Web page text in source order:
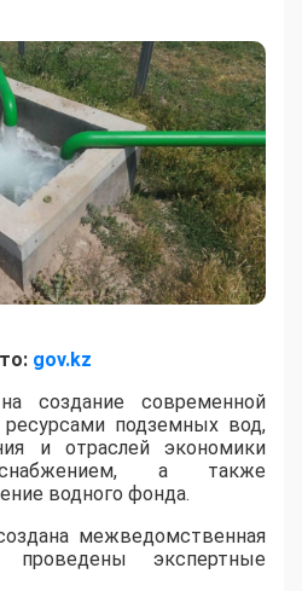
gov.kz
создание современной
подземных вод,
и отраслей экономики
а также
водного фонда.
межведомственная
экспертные